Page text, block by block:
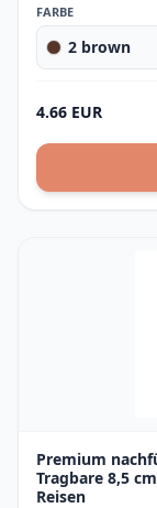
FARBE
2 brown
4.66 EUR
Premium
Tragbare 8,5
Reisen